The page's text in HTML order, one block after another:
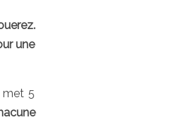
une
met 5